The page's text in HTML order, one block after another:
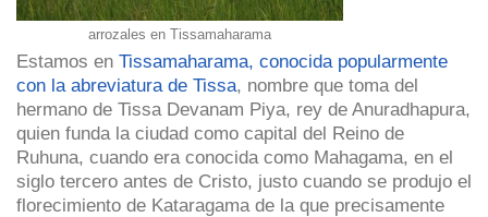
arrozales en Tissamaharama
Estamos en Tissamaharama, conocida popularmente
con la abreviatura de Tissa, nombre que toma del
hermano de Tissa Devanam Piya, rey de Anuradhapura,
quien funda la ciudad como capital del Reino de
Ruhuna, cuando era conocida como Mahagama, en el
siglo tercero antes de Cristo, justo cuando se produjo el
florecimiento de Kataragama de la que precisamente